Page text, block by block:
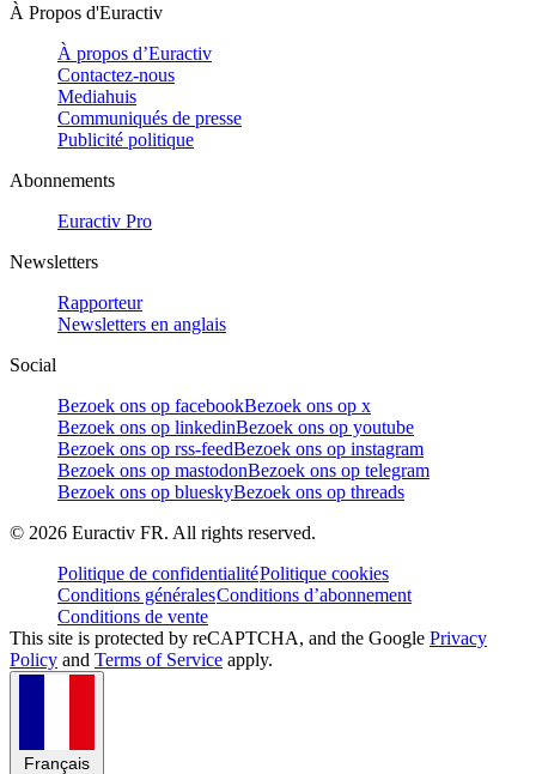
À Propos d'Euractiv
À propos d’Euractiv
Contactez-nous
Mediahuis
Communiqués de presse
Publicité politique
Abonnements
Euractiv Pro
Newsletters
Rapporteur
Newsletters en anglais
Social
Bezoek ons op facebookBezoek ons op x
Bezoek ons op linkedinBezoek ons op youtube
Bezoek ons op rss-feedBezoek ons op instagram
Bezoek ons op mastodonBezoek ons op telegram
Bezoek ons op blueskyBezoek ons op threads
© 2026 Euractiv FR. All rights reserved.
Politique de confidentialitéPolitique cookies
Conditions généralesConditions d’abonnement
Conditions de vente
This site is protected by reCAPTCHA, and the Google Privacy
Policy and Terms of Service apply.
Français